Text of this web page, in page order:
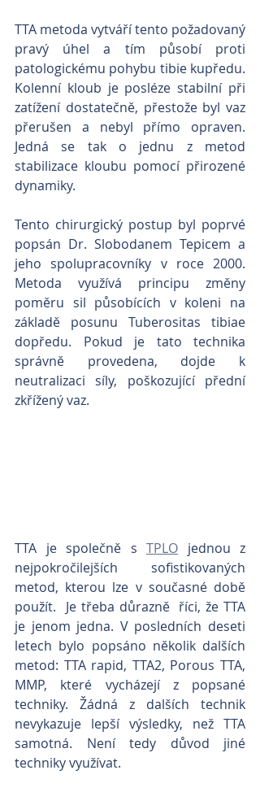
TTA metoda vytváří tento požadovaný
pravý úhel a tím působí proti
patologickému pohybu tibie kupředu.
Kolenní kloub je posléze stabilní při
zatížení dostatečně, přestože byl vaz
přerušen a nebyl přímo opraven.
Jedná se tak o jednu z metod
stabilizace kloubu pomocí přirozené
dynamiky.
Tento chirurgický postup byl poprvé
popsán Dr. Slobodanem Tepicem a
jeho spolupracovníky v roce 2000.
Metoda využívá principu změny
poměru sil působících v koleni na
základě posunu Tuberositas tibiae
dopředu. Pokud je tato technika
správně provedena, dojde k
neutralizaci síly, poškozující přední
zkřížený vaz.
TTA je společně s TPLO jednou z
nejpokročilejších sofistikovaných
metod, kterou lze v současné době
použít.  Je třeba důrazně  říci, že TTA
je jenom jedna. V posledních deseti
letech bylo popsáno několik dalších
metod: TTA rapid, TTA2, Porous TTA,
MMP, které vycházejí z popsané
techniky. Žádná z dalších technik
nevykazuje lepší výsledky, než TTA
samotná. Není tedy důvod jiné
techniky využívat.